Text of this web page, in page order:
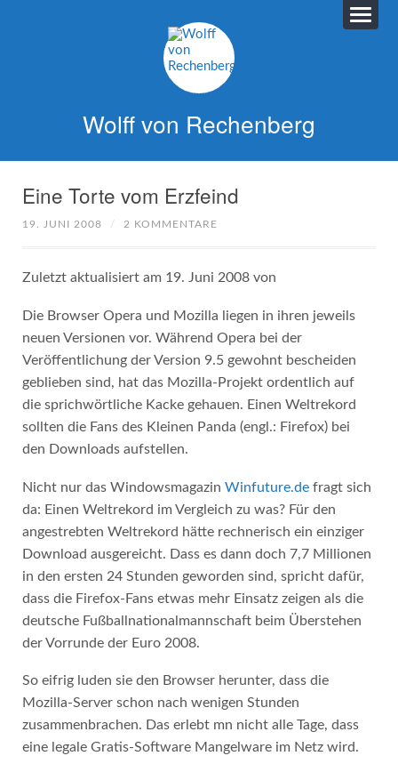
Wolff von Rechenberg
Eine Torte vom Erzfeind
19. JUNI 2008 / 2 KOMMENTARE
Zuletzt aktualisiert am 19. Juni 2008 von
Die Browser Opera und Mozilla liegen in ihren jeweils
neuen Versionen vor. Während Opera bei der
Veröffentlichung der Version 9.5 gewohnt bescheiden
geblieben sind, hat das Mozilla-Projekt ordentlich auf
die sprichwörtliche Kacke gehauen. Einen Weltrekord
sollten die Fans des Kleinen Panda (engl.: Firefox) bei
den Downloads aufstellen.
Nicht nur das Windowsmagazin Winfuture.defragt sich
da: Einen Weltrekord im Vergleich zu was? Für den
angestrebten Weltrekord hätte rechnerisch ein einziger
Download ausgereicht. Dass es dann doch 7,7 Millionen
in den ersten 24 Stunden geworden sind, spricht dafür,
dass die Firefox-Fans etwas mehr Einsatz zeigen als die
deutsche Fußballnationalmannschaft beim Überstehen
der Vorrunde der Euro 2008.
So eifrig luden sie den Browser herunter, dass die
Mozilla-Server schon nach wenigen Stunden
zusammenbrachen. Das erlebt mn nicht alle Tage, dass
eine legale Gratis-Software Mangelware im Netz wird.